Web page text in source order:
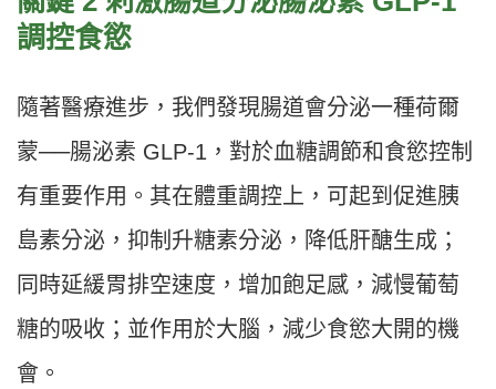
調控食慾
隨著醫療進步，我們發現腸道會分泌一種荷爾
蒙──腸泌素 GLP-1，對於血糖調節和食慾控制
有重要作用。其在體重調控上，可起到促進胰
島素分泌，抑制升糖素分泌，降低肝醣生成；
同時延緩胃排空速度，增加飽足感，減慢葡萄
糖的吸收；並作用於大腦，減少食慾大開的機
會。